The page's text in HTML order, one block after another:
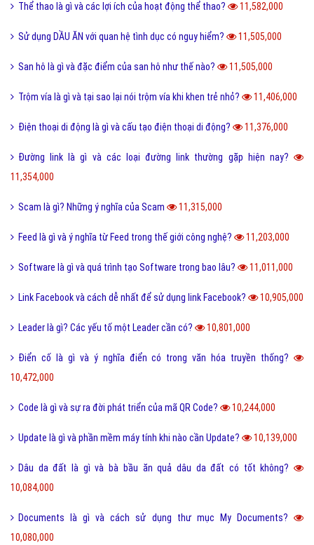
Thể thao là gì và các lợi ích của hoạt động thể thao? 11,582,000
Sử dụng DẦU ĂN với quan hệ tình dục có nguy hiểm? 11,505,000
San hô là gì và đặc điểm của san hô như thế nào? 11,505,000
Trộm vía là gì và tại sao lại nói trộm vía khi khen trẻ nhỏ? 11,406,000
Điện thoại di động là gì và cấu tạo điện thoại di động? 11,376,000
Đường link là gì và các loại đường link thường gặp hiện nay?
11,354,000
Scam là gì? Những ý nghĩa của Scam 11,315,000
Feed là gì và ý nghĩa từ Feed trong thế giới công nghệ? 11,203,000
Software là gì và quá trình tạo Software trong bao lâu? 11,011,000
Link Facebook và cách dễ nhất để sử dụng link Facebook? 10,905,000
Leader là gì? Các yếu tố một Leader cần có? 10,801,000
Điển cố là gì và ý nghĩa điển có trong văn hóa truyền thống?
10,472,000
Code là gì và sự ra đời phát triển của mã QR Code? 10,244,000
Update là gì và phần mềm máy tính khi nào cần Update? 10,139,000
Dâu da đất là gì và bà bầu ăn quả dâu da đất có tốt không?
10,084,000
Documents là gì và cách sử dụng thư mục My Documents?
10,080,000